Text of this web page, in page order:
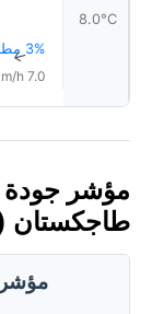
8.0°C
3% مطر↑
7.0 km/h
طاجكستان 🇹🇯 (AQI)
مؤشر